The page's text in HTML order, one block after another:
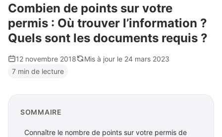
Combien de points sur votre
permis : Où trouver l’information ?
Quels sont les documents requis ?
12 novembre 2018
Mis à jour le 24 mars 2023
7 min de lecture
SOMMAIRE
Connaître le nombre de points sur votre permis de